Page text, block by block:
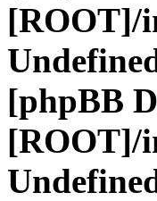
[ROOT]/
[phpBB
[ROOT]/